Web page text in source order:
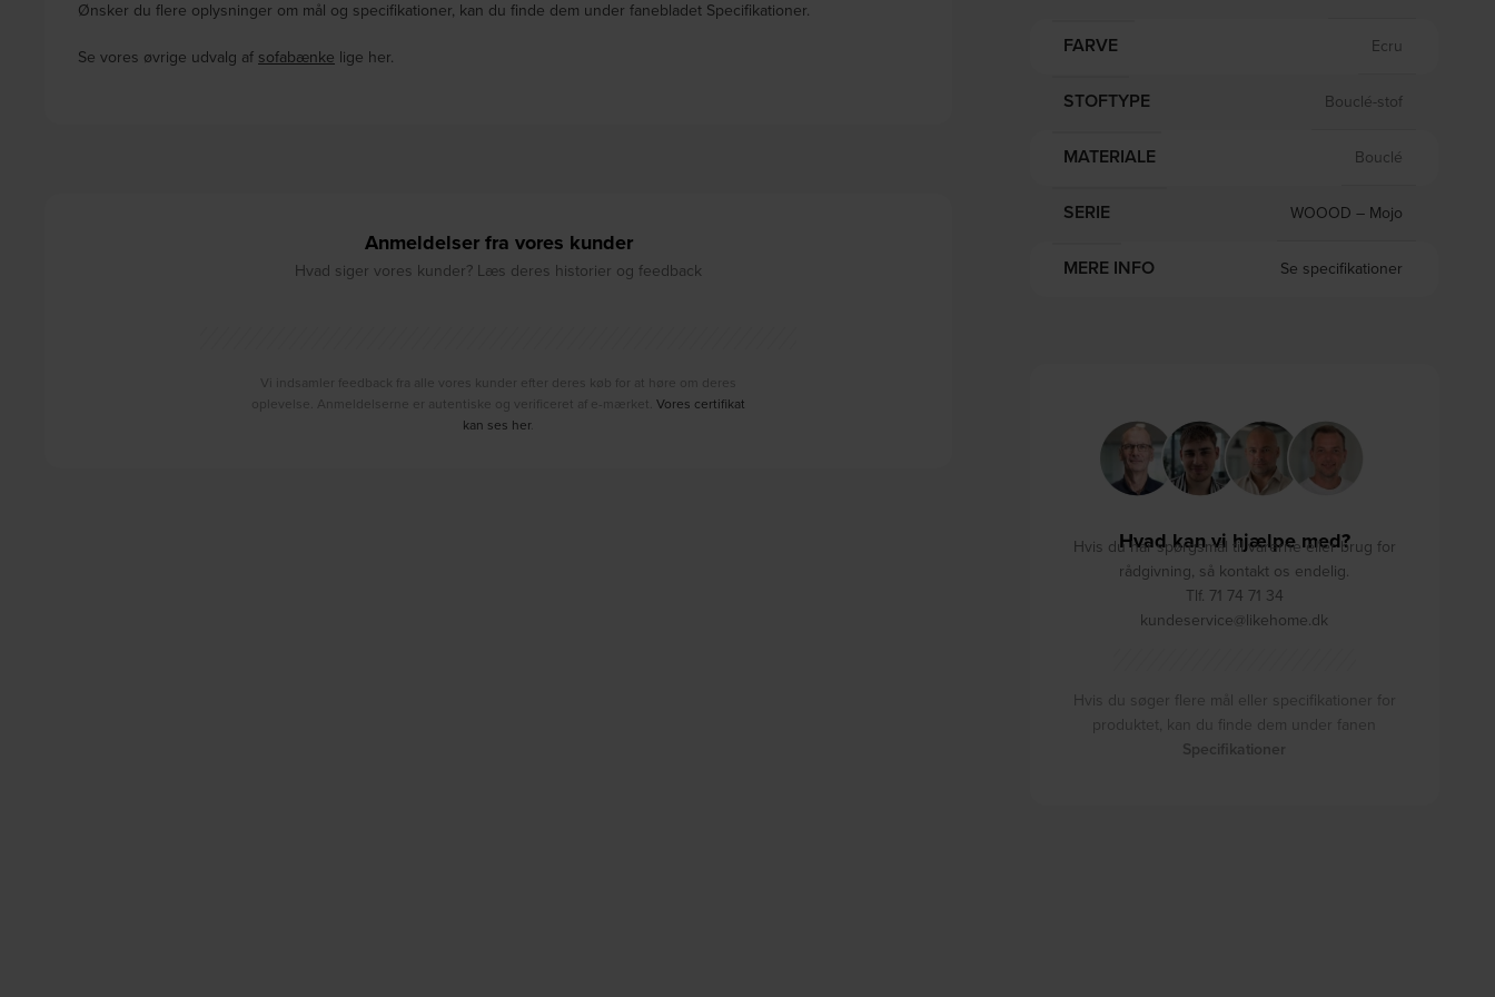
Ønsker du flere oplysninger om mål og specifikationer, kan du finde dem under fanebladet Specifikationer.
Se vores øvrige udvalg af sofabænke lige her.
Anmeldelser fra vores kunder
Hvad siger vores kunder? Læs deres historier og feedback
Vi indsamler feedback fra alle vores kunder efter deres køb for at høre om deres
oplevelse. Anmeldelserne er autentiske og verificeret af e-mærket. Vores certifikat
kan ses her.
FARVE Ecru
STOFTYPE Bouclé-stof
MATERIALE Bouclé
SERIE WOOOD – Mojo
MERE INFO Se specifikationer
Hvad kan vi hjælpe med?
Hvis du har spørgsmål til varerne eller brug for
rådgivning, så kontakt os endelig.
Tlf. 71 74 71 34
kundeservice@likehome.dk
Hvis du søger flere mål eller specifikationer for
produktet, kan du finde dem under fanen
Specifikationer